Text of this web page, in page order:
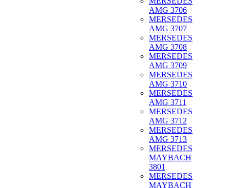
AMG 3706
MERSEDES
AMG 3707
MERSEDES
AMG 3708
MERSEDES
AMG 3709
MERSEDES
AMG 3710
MERSEDES
AMG 3711
MERSEDES
AMG 3712
MERSEDES
AMG 3713
MERSEDES
MAYBACH
3801
MERSEDES
MAYBACH